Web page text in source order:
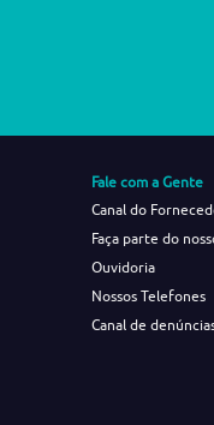
Fale com a Gente
Canal do
Faça parte do
Ouvidoria
Nossos Telefones
Canal de